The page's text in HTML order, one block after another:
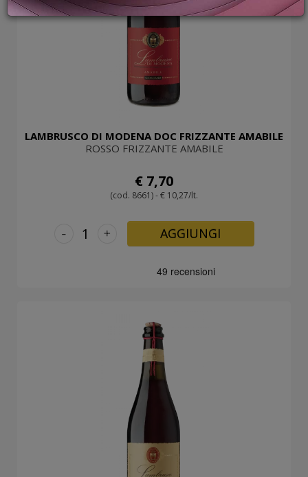
GIFT
LAMBRUSCO DI MODENA DOC FRIZZANTE AMABILE
ROSSO FRIZZANTE AMABILE
€ 7,70
(cod. 8661) - € 10,27/lt.
+
- AGGIUNGI